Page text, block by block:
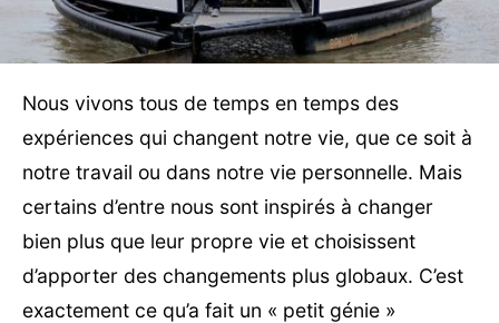
Nous vivons tous de temps en temps des
expériences qui changent notre vie, que ce soit à
notre travail ou dans notre vie personnelle. Mais
certains d’entre nous sont inspirés à changer
bien plus que leur propre vie et choisissent
d’apporter des changements plus globaux. C’est
exactement ce qu’a fait un « petit génie »